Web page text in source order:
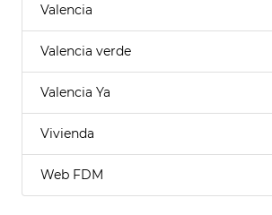
Valencia
Valencia verde
Valencia Ya
Vivienda
Web FDM